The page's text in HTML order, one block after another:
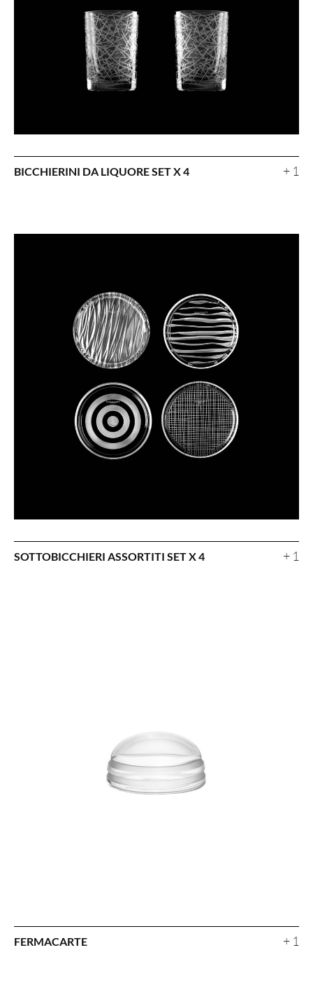
BICCHIERINI DA LIQUORE SET X 4 + 1
SOTTOBICCHIERI ASSORTITI SET X 4 + 1
FERMACARTE + 1